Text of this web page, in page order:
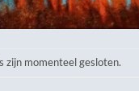
zijn momenteel gesloten.